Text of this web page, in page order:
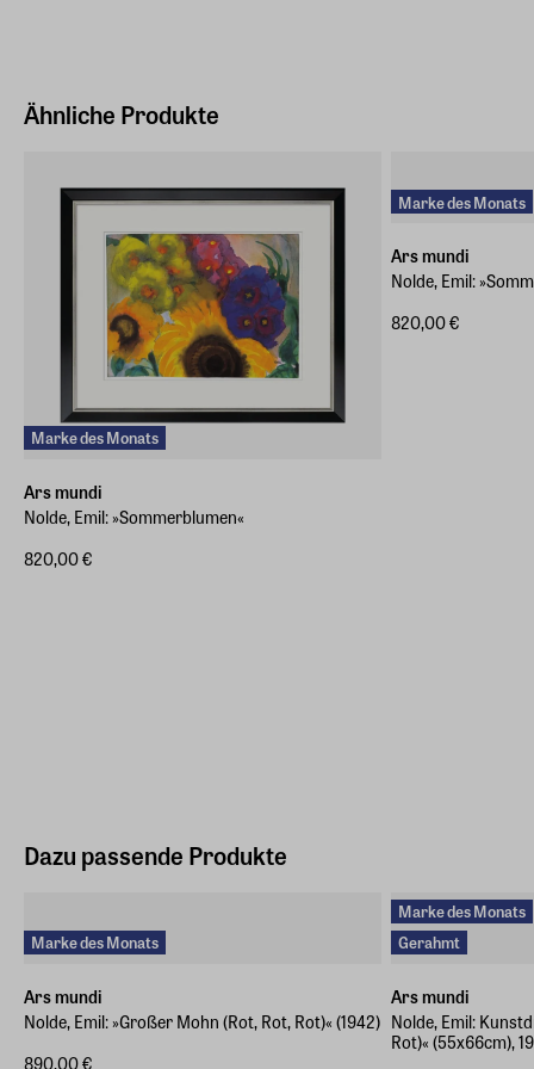
Ähnliche Produkte
Marke des Monats
Ars mundi
Nolde, Emil: »Sommerblumen«
820,00 €
Marke des Monats
Ars mundi
Nolde, Emil:
820,00 €
Dazu passende Produkte
Marke des Monats
Ars mundi
Nolde, Emil: »Großer Mohn (Rot, Rot, Rot)« (1942)
890,00 €
Marke des Monats
Gerahmt
Ars mundi
Nolde, Emil:
Rot)« (55x66cm),